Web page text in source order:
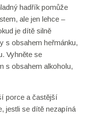
hadřík pomůže
ale jen lehce –
je dítě silně
s obsahem heřmánku,
Vyhněte se
s obsahem alkoholu,
porce a častější
jestli se dítě nezapíná